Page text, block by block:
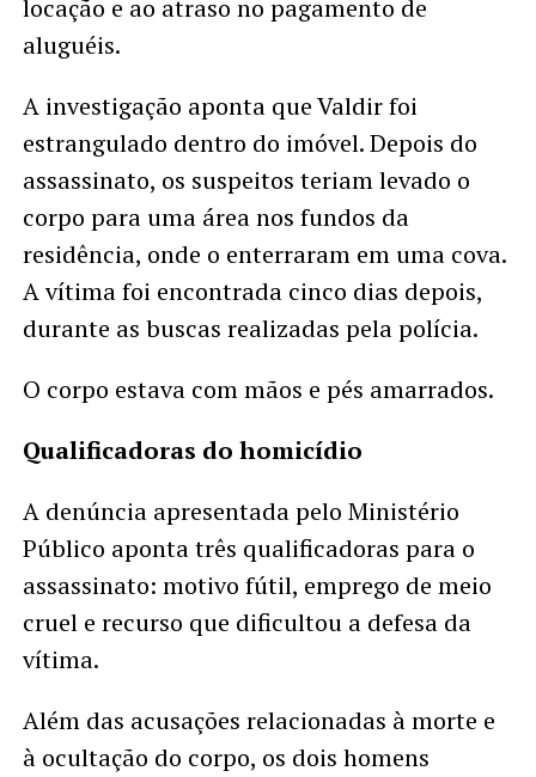
locação e ao atraso no pagamento de
aluguéis.
A investigação aponta que Valdir foi
estrangulado dentro do imóvel. Depois do
assassinato, os suspeitos teriam levado o
corpo para uma área nos fundos da
residência, onde o enterraram em uma cova.
A vítima foi encontrada cinco dias depois,
durante as buscas realizadas pela polícia.
O corpo estava com mãos e pés amarrados.
Qualificadoras do homicídio
A denúncia apresentada pelo Ministério
Público aponta três qualificadoras para o
assassinato: motivo fútil, emprego de meio
cruel e recurso que dificultou a defesa da
vítima.
Além das acusações relacionadas à morte e
à ocultação do corpo, os dois homens